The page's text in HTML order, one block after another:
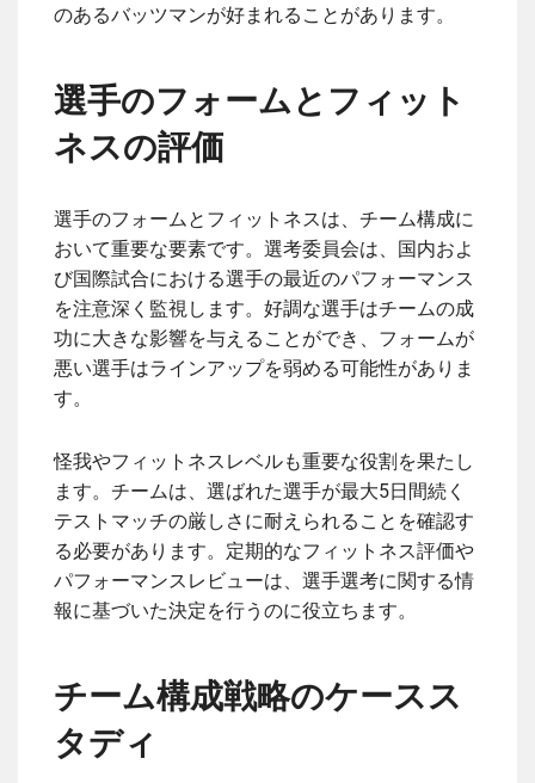
のあるバッツマンが好まれることがあります。
選手のフォームとフィット
ネスの評価
選手のフォームとフィットネスは、チーム構成に
おいて重要な要素です。選考委員会は、国内およ
び国際試合における選手の最近のパフォーマンス
を注意深く監視します。好調な選手はチームの成
功に大きな影響を与えることができ、フォームが
悪い選手はラインアップを弱める可能性がありま
す。
怪我やフィットネスレベルも重要な役割を果たし
ます。チームは、選ばれた選手が最大5日間続く
テストマッチの厳しさに耐えられることを確認す
る必要があります。定期的なフィットネス評価や
パフォーマンスレビューは、選手選考に関する情
報に基づいた決定を行うのに役立ちます。
チーム構成戦略のケースス
タディ